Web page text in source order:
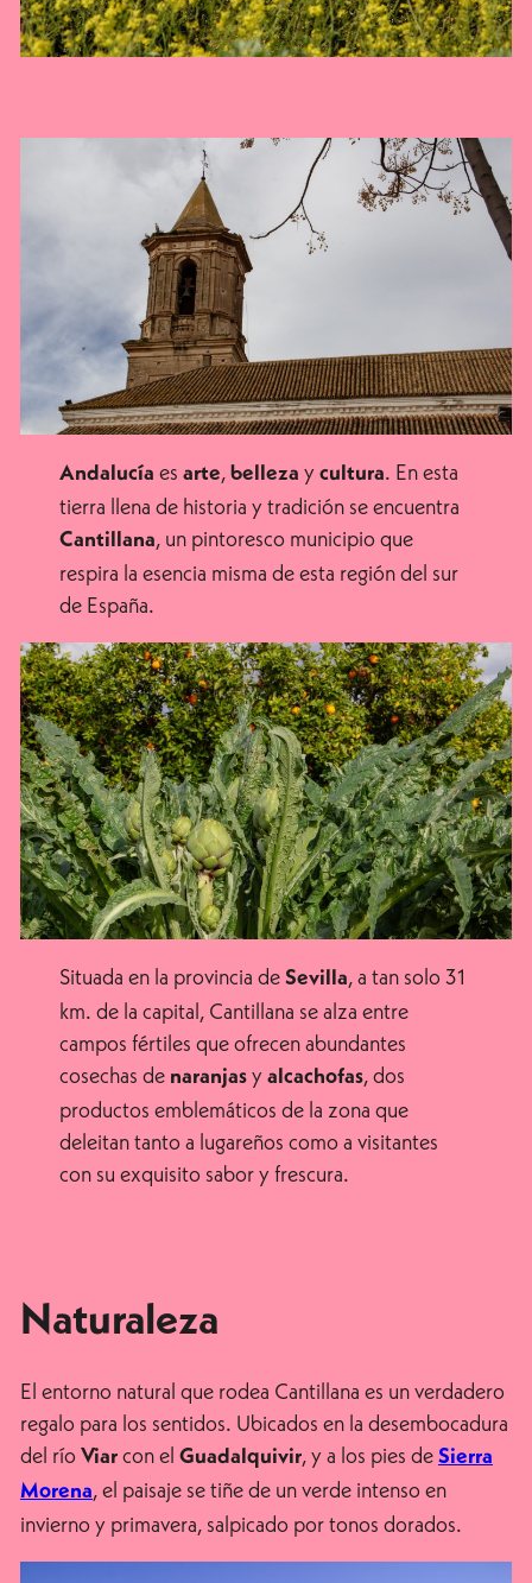
Andalucíaesarte,bellezaycultura. En esta
tierra llena de historia y tradición se encuentra
Cantillana, un pintoresco municipio que
respira la esencia misma de esta región del sur
de España.
Situada en la provincia deSevilla, a tan solo 31
km. de la capital, Cantillana se alza entre
campos fértiles que ofrecen abundantes
cosechas de naranjas yalcachofas, dos
productos emblemáticos de la zona que
deleitan tanto a lugareños como a visitantes
con su exquisito sabor y frescura.
Naturaleza
El entorno natural que rodea Cantillana es un verdadero
regalo para los sentidos. Ubicados en la desembocadura
del río Viarcon el Guadalquivir, y a los pies de Sierra
Morena, el paisaje se tiñe de un verde intenso en
invierno y primavera, salpicado por tonos dorados.